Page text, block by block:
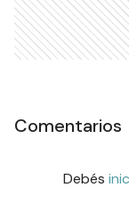
Comentarios
Debés